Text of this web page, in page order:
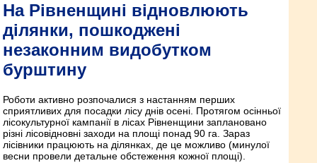
На Рівненщині відновлюють
ділянки, пошкоджені
незаконним видобутком
бурштину
Роботи активно розпочалися з настанням перших
сприятливих для посадки лісу днів осені. Протягом осінньої
лісокультурної кампанії в лісах Рівненщини заплановано
різні лісовідновні заходи на площі понад 90 га. Зараз
лісівники працюють на ділянках, де це можливо (минулої
весни провели детальне обстеження кожної площі).